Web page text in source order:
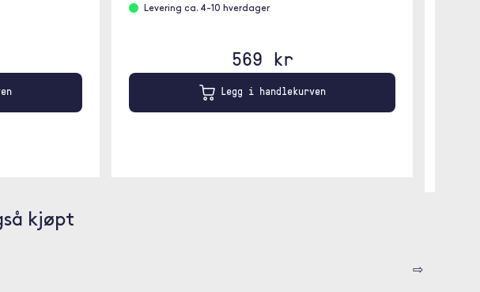
Levering ca. 4-10 hverdager
569 kr
Legg i handlekurven
kjøpt
⇨